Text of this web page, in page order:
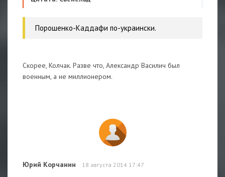
Порошенко-Каддафи по-украински.
Скорее, Колчак. Разве что, Александр Василич был
военным, а не миллионером.
Юрий Корчанин 18 августа 2014 17:47